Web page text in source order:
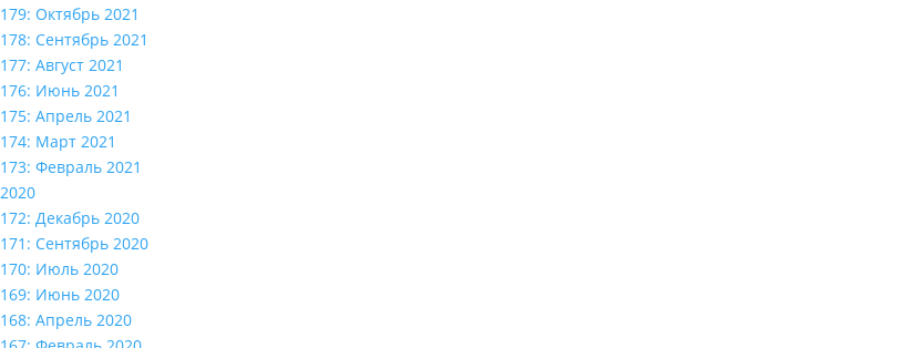
179: Октябрь 2021
178: Сентябрь 2021
177: Август 2021
176: Июнь 2021
175: Апрель 2021
174: Март 2021
173: Февраль 2021
2020
172: Декабрь 2020
171: Сентябрь 2020
170: Июль 2020
169: Июнь 2020
168: Апрель 2020